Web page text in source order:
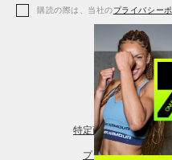
アクセサリー
レギンス＆タイツ
シューズ
購読の際は、当社のプライバシー
特定商取引法に基づ
プライバシーポリシ